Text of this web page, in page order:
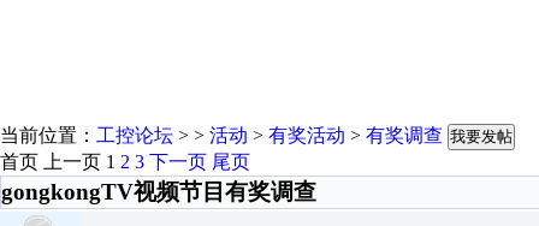
当前位置： 工控论坛 > > 活动 > 有奖活动 > 有奖调查 我要发帖
首页 上一页 1 2 3 下一页 尾页
gongkongTV视频节目有奖调查